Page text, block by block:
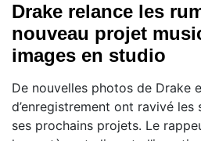
Drake relance les
nouveau projet
images en studio
De nouvelles photos de Drake
d’enregistrement ont ravivé
ses prochains projets. Le